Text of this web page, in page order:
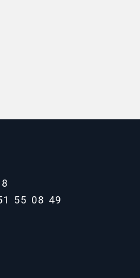
55 08 49